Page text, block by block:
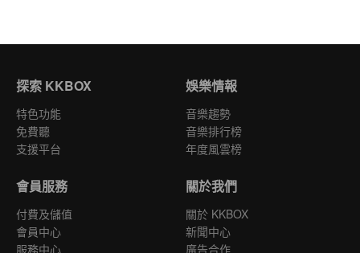
探索 KKBOX
特色功能
免費聽
支援平台
娛樂情報
音樂趨勢
音樂排行榜
年度風雲榜
會員服務
付費及儲值
會員中心
服務中心
關於我們
關於 KKBOX
新聞中心
廣告合作